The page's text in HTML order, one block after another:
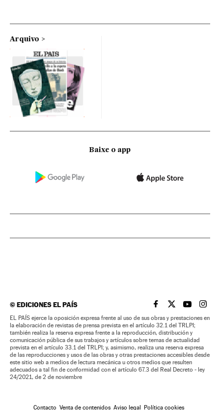
Arquivo
Baixe o app
©EDICIONES EL PAÍS EL PAÍS BRASIL EN
EL PAÍSEL PAÍS
EL
EL PAÍS ejerce la oposición expresa frente al uso de sus obras y prestaciones en
la elaboración de revistas de prensa prevista en el artículo 32.1 del TRLPI;
también realiza la reserva expresa frente a la reproducción, distribución y
comunicación pública de sus trabajos y artículos sobre temas de actualidad
prevista en el artículo 33.1 del TRLPI; y, asimismo, realiza una reserva expresa
de las reproducciones y usos de las obras y otras prestaciones accesibles desde
este sitio web a medios de lectura mecánica u otros medios que resulten
adecuados a tal fin de conformidad con el artículo 67.3 del Real Decreto - ley
24/2021, de 2 de noviembre
Contacto Venta de contenidos Aviso legal Política cookies